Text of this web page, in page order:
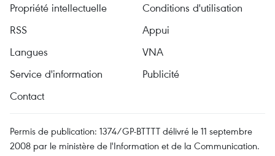
Propriété intellectuelle
Conditions d'utilisation
RSS
Appui
Langues
VNA
Service d'information
Publicité
Contact
Permis de publication: 1374/GP-BTTTT délivré le 11 septembre
2008 par le ministère de l'Information et de la Communication.